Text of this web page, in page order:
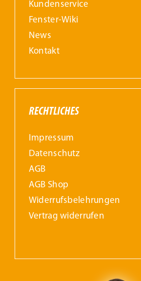
Kundenservice
Fenster-Wiki
News
Kontakt
RECHTLICHES
Impressum
Datenschutz
AGB
AGB Shop
Widerrufs­belehrungen
Vertrag widerrufen